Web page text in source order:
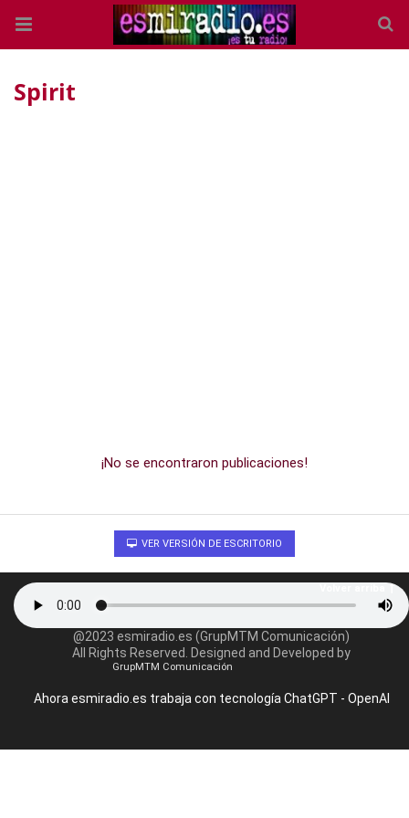
Spirit
¡No se encontraron publicaciones!
VER VERSIÓN DE ESCRITORIO
@2023 esmiradio.es (GrupMTM Comunicación)
All Rights Reserved. Designed and Developed by
GrupMTM Comunicación
Ahora esmiradio.es trabaja con tecnología ChatGPT - OpenAI